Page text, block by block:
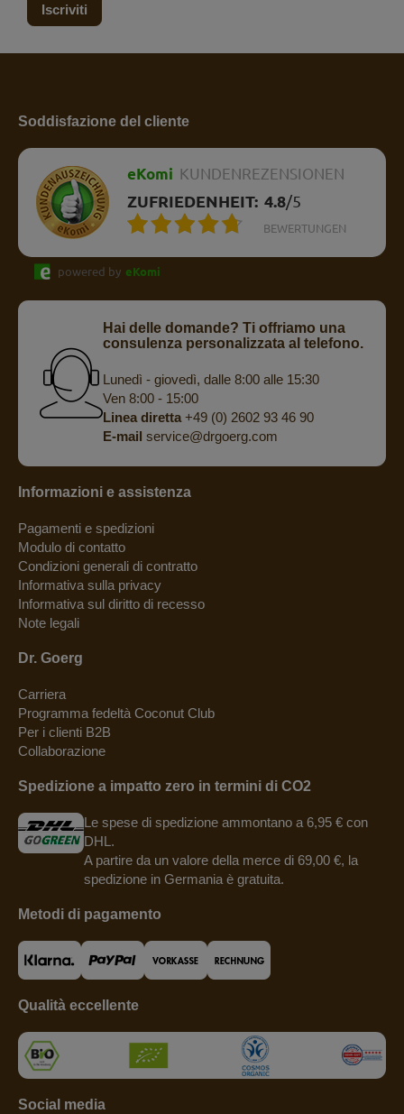
Iscriviti
Soddisfazione del cliente
eKomi KUNDENREZENSIONEN
ZUFRIEDENHEIT: 4.8/5
BEWERTUNGEN
powered by eKomi
Hai delle domande? Ti offriamo una
consulenza personalizzata al telefono.
Lunedì - giovedì, dalle 8:00 alle 15:30
Ven 8:00 - 15:00
Linea diretta+49 (0) 2602 93 46 90
E-mail service@drgoerg.com
Informazioni e assistenza
Pagamenti e spedizioni
Modulo di contatto
Condizioni generali di contratto
Informativa sulla privacy
Informativa sul diritto di recesso
Note legali
Dr. Goerg
Carriera
Programma fedeltà Coconut Club
Per i clienti B2B
Collaborazione
Spedizione a impatto zero in termini di CO2
Le spese di spedizione ammontano a 6,95 € con
DHL.
A partire da un valore della merce di 69,00 €, la
spedizione in Germania è gratuita.
Metodi di pagamento
Qualità eccellente
Social media